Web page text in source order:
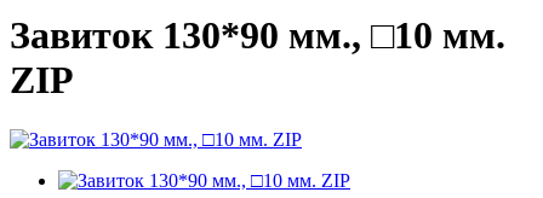
Завиток 130*90 мм., □10 мм.
ZIP